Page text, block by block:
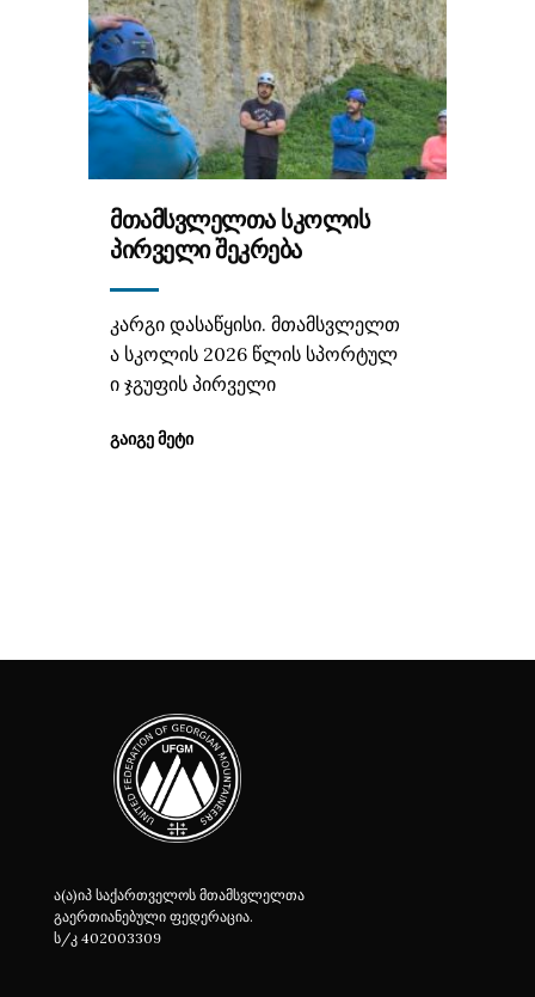
ᲛᲗᲐᲛᲡᲕᲚᲔᲚᲗᲐ ᲡᲙᲝᲚᲘᲡ
ᲞᲘᲠᲕᲔᲚᲘ ᲨᲔᲙᲠᲔᲑᲐ
კარგი დასაწყისი. მთამსვლელთ
ა სკოლის 2026 წლის სპორტულ
ი ჯგუფის პირველი
ᲒᲐᲘᲒᲔ ᲛᲔᲢᲘ
ა(ა)იპ საქართველოს მთამსვლელთა
გაერთიანებული ფედერაცია.
ს/კ 402003309